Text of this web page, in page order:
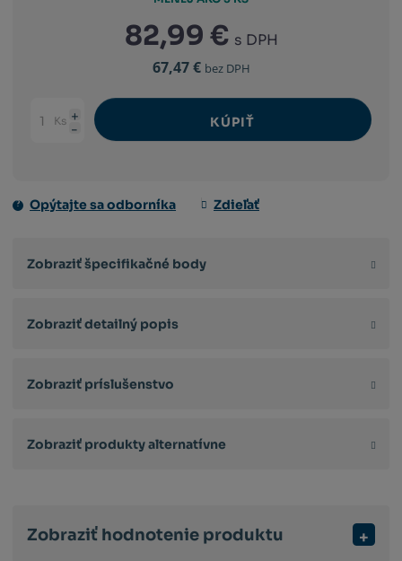
82,99 € s DPH
67,47 € bez DPH
Změnit
Navýšit
množství
Snížit
Ks KÚPIŤ
Opýtajte sa odborníka Zdieľať
Zobraziť špecifikačné body
Zobraziť detailný popis
Zobraziť príslušenstvo
Zobraziť produkty alternatívne
Zobraziť hodnotenie produktu